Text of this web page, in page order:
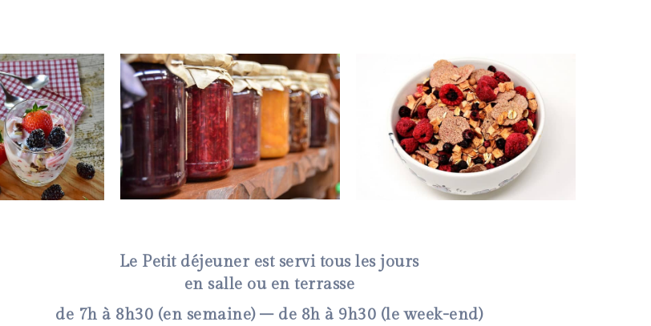
Le Petit déjeuner est servi tous les jours
en salle ou en terrasse
de 7h à 8h30 (en semaine) – de 8h à 9h30 (le week-end)